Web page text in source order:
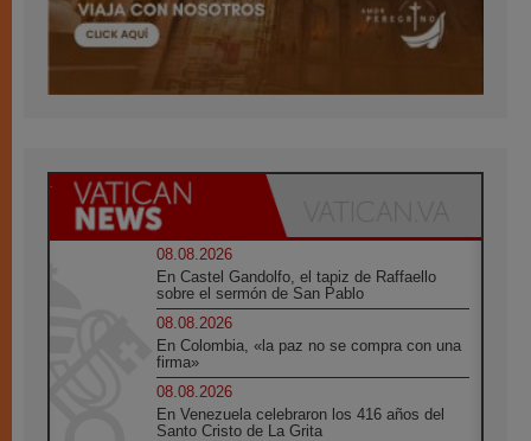
08.08.2026
En Castel Gandolfo, el tapiz de Raffaello
sobre el sermón de San Pablo
08.08.2026
En Colombia, «la paz no se compra con una
firma»
08.08.2026
En Venezuela celebraron los 416 años del
Santo Cristo de La Grita